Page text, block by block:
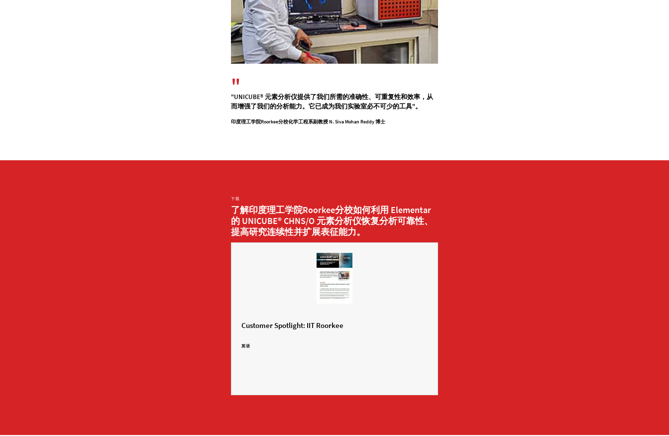
"UNICUBE® 元素分析仪提供了我们所需的准确性、可重复性和效率，从
而增强了我们的分析能力。它已成为我们实验室必不可少的工具"。
印度理工学院Roorkee分校化学工程系副教授 N. Siva Mohan Reddy 博士
下载
了解印度理工学院Roorkee分校如何利用 Elementar
的 UNICUBE® CHNS/O 元素分析仪恢复分析可靠性、
提高研究连续性并扩展表征能力。
Customer Spotlight: IIT Roorkee
英语